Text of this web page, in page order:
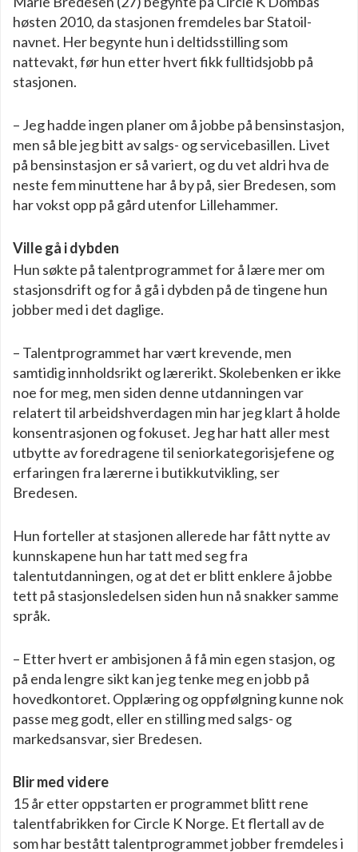
høsten 2010, da stasjonen fremdeles bar Statoil-
navnet. Her begynte hun i deltidsstilling som
nattevakt, før hun etter hvert fikk fulltidsjobb på
stasjonen.
– Jeg hadde ingen planer om å jobbe på bensinstasjon,
men så ble jeg bitt av salgs- og servicebasillen. Livet
på bensinstasjon er så variert, og du vet aldri hva de
neste fem minuttene har å by på, sier Bredesen, som
har vokst opp på gård utenfor Lillehammer.
Ville gå i dybden
Hun søkte på talentprogrammet for å lære mer om
stasjonsdrift og for å gå i dybden på de tingene hun
jobber med i det daglige.
– Talentprogrammet har vært krevende, men
samtidig innholdsrikt og lærerikt. Skolebenken er ikke
noe for meg, men siden denne utdanningen var
relatert til arbeidshverdagen min har jeg klart å holde
konsentrasjonen og fokuset. Jeg har hatt aller mest
utbytte av foredragene til seniorkategorisjefene og
erfaringen fra lærerne i butikkutvikling, ser
Bredesen.
Hun forteller at stasjonen allerede har fått nytte av
kunnskapene hun har tatt med seg fra
talentutdanningen, og at det er blitt enklere å jobbe
tett på stasjonsledelsen siden hun nå snakker samme
språk.
– Etter hvert er ambisjonen å få min egen stasjon, og
på enda lengre sikt kan jeg tenke meg en jobb på
hovedkontoret. Opplæring og oppfølgning kunne nok
passe meg godt, eller en stilling med salgs- og
markedsansvar, sier Bredesen.
Blir med videre
15 år etter oppstarten er programmet blitt rene
talentfabrikken for Circle K Norge. Et flertall av de
som har bestått talentprogrammet jobber fremdeles i